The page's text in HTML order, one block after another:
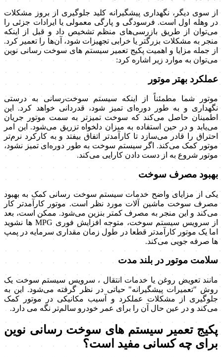
از سوی دیگر، نگهداری پیشگیرانه کلید جلوگیری از بروز مشکلات
در وهله اول است. فرسودگی و پارگی معمولی یا ایرادات جزئی را
می‌توان از طریق بازرسی‌های منظم تشخیص داد و قبل از اینکه
منجر به مشکلات بزرگتر یا خرابی تجهیزات شود، آن‌ها را تعمیر کرد.
از جمله مزایا و اهمیت پکیج تعمیر سیستم های سوخت رسانی نوین
می‌توان به موارد زیر اشاره کرد:
عملکرد بهتر موتور
موتور شما مطمئناً از اینکه سیستم سوخت‌رسانی به درستی
نگهداری و به طور دوره‌ای تمیز شود، قدردانی خواهد کرد. این
اطمینان حاصل می‌کند که سوخت تمیزتر به سمت موتور جریان
می‌یابد و در حین استفاده به میزان دلخواه تزریق می‌شود. این امر
احتراق را قادر می‌سازد تا کارآمدتر اتفاق بیفتد و به کارکرد نرم‌تر
موتور کمک می‌کند. اگر سیستم سوخت به طور دوره‌ای تمیز نشود،
موتور شروع به از دست دادن کارایی می‌کند.
بهبود مصرف سوخت
یکی از مزایای واضح خدمات سیستم سوخت رسانی کمک به بهبود
مصرف سوخت ماشین آلات مورد نظر است. موتور کارآمدتر کار
می‌کند و این منجر به مصرف کمتر بنزین می‌شود. ممکن است، بعد
از سرویس سیستم سوخت، متوجه افزایش فوری MPG ها نشوید
اما یک موتور کارآمدتر قطعا در طول زمان مقداری سرمایه در پمپ
ها صرفه جویی می‌کند.
سلامت موتور در بلند مدت
مانند تعویض روغن یا خدمات انتقال ، سرویس سیستم سوخت یک
روش "تعمیرات پیشگیرانه" حیاتی در نظر گرفته می‌شود. این به
جلوگیری از مشکلات عملکرد و آسیب مکانیکی در موتور کمک
می‌کند و در عین حال آن را برای عمر خودرو سالم‌تر نگه می دارد.
پکیج تعمیر سیستم های سوخت رسانی نوین
برای چه کسانی مفید است؟